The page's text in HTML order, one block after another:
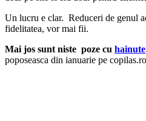
Un lucru e clar. Reduceri de genul
fidelitatea, vor mai fii.
Mai jos sunt niste poze cu hainute
poposeasca din ianuarie pe copilas.ro